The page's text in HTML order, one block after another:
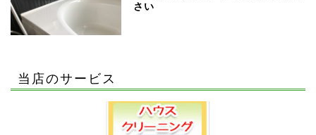
さい
当店のサービス